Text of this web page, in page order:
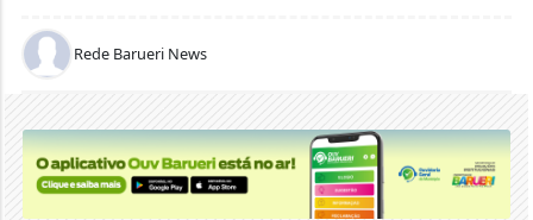
Rede Barueri News